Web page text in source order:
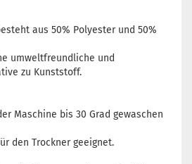
aus 50% Polyester und 50%
umweltfreundliche und
zu Kunststoff.
Maschine bis 30 Grad gewaschen
den Trockner geeignet.